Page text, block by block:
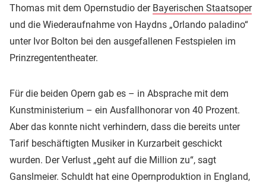
Thomas mit dem Opernstudio der Bayerischen Staatsoper
und die Wiederaufnahme von Haydns „Orlando paladino“
unter Ivor Bolton bei den ausgefallenen Festspielen im
Prinzregententheater.
Für die beiden Opern gab es – in Absprache mit dem
Kunstministerium – ein Ausfallhonorar von 40 Prozent.
Aber das konnte nicht verhindern, dass die bereits unter
Tarif beschäftigten Musiker in Kurzarbeit geschickt
wurden. Der Verlust „geht auf die Million zu“, sagt
Ganslmeier. Schuldt hat eine Opernproduktion in England,